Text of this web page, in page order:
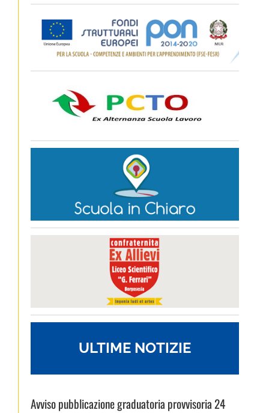
ULTIME NOTIZIE
Avviso pubblicazione graduatoria provvisoria 24